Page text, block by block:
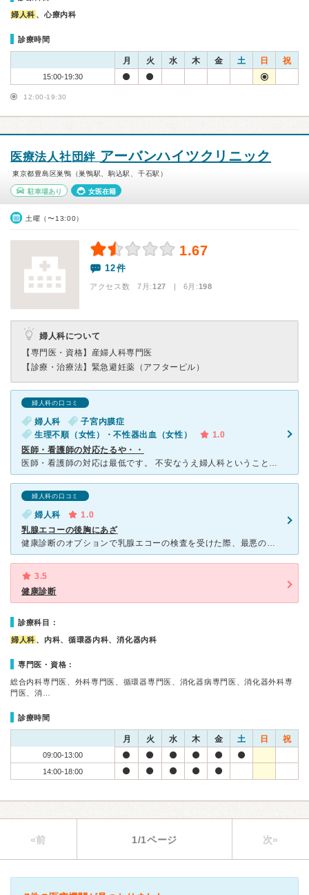
婦人科 、心療内科
診療時間
月 火 水 木 金 土 日 祝
15:00-19:30
12:00-19:30
医療法人社団絆 アーバンハイツクリニック
東京都豊島区巣鴨（巣鴨駅、駒込駅、千石駅）
駐車場あり 女医在籍
土曜（〜13:00）
1.67
12件
アクセス数 7月:127 | 6月:198
婦人科について
【専門医・資格】 産婦人科専門医
【診療・治療法】 緊急避妊薬（アフターピル）
婦人科の口コミ
婦人科
子宮内膜症
生理不順（女性）・不性器出血（女性）
1.0
医師・看護師の対応たるや・・
医師・看護師の対応は最低です。 不安なうえ婦人科ということもあり勇気を出して受診しているにも関わらずひどい扱いたるやもう・・ショックの一言です。 検査をお願いしているにも関わらず、必要なしと言われ
婦人科の口コミ
婦人科
1.0
乳腺エコーの後胸にあざ
健康診断のオプションで乳腺エコーの検査を受けた際、最悪の対応を受けました。 検査をした人は女性の看護師でした。検査の際、機具を強く胸に押し付けてスライドさせ、胸に強い痛みを感じました。乳首の上で
3.5
健康診断
診療科目：
婦人科 、内科、循環器内科、消化器内科
専門医・資格：
総合内科専門医、外科専門医、循環器専門医、消化器病専門医、消化器外科専
門医、消…
診療時間
月 火 水 木 金 土 日 祝
09:00-13:00
14:00-18:00
«前 1/1ページ 次»